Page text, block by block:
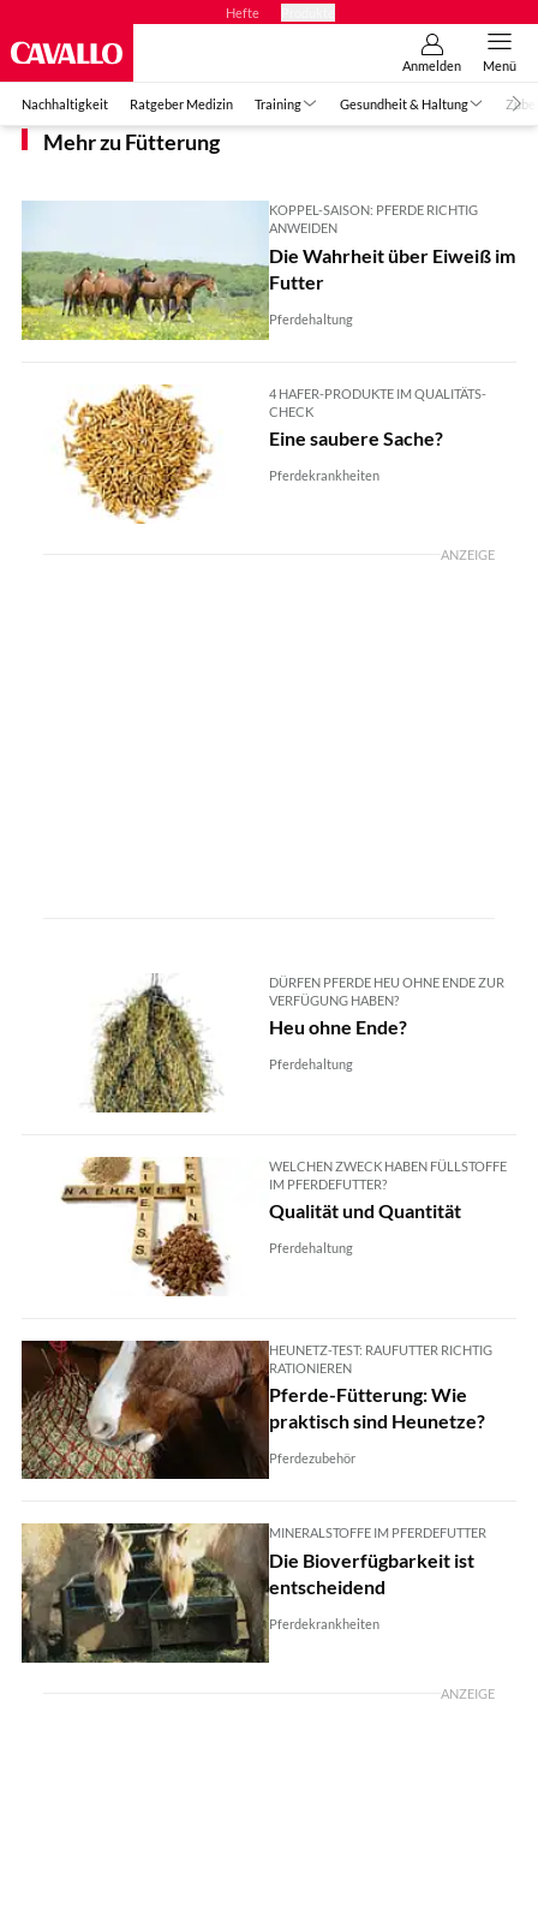
Hefte
Anmelden Menü
Nachhaltigkeit Ratgeber Medizin Training Gesundheit & Haltung
Mehr zu Fütterung
KOPPEL-SAISON: PFERDE RICHTIG
ANWEIDEN
Die Wahrheit über Eiweiß im
Futter
Pferdehaltung
4 HAFER-PRODUKTE IM QUALITÄTS-
CHECK
Eine saubere Sache?
Pferdekrankheiten
ANZEIGE
DÜRFEN PFERDE HEU OHNE ENDE ZUR
VERFÜGUNG HABEN?
Heu ohne Ende?
Pferdehaltung
WELCHEN ZWECK HABEN FÜLLSTOFFE
IM PFERDEFUTTER?
Qualität und Quantität
Pferdehaltung
HEUNETZ-TEST: RAUFUTTER RICHTIG
RATIONIEREN
Pferde-Fütterung: Wie
praktisch sind Heunetze?
Pferdezubehör
MINERALSTOFFE IM PFERDEFUTTER
Die Bioverfügbarkeit ist
entscheidend
Pferdekrankheiten
ANZEIGE